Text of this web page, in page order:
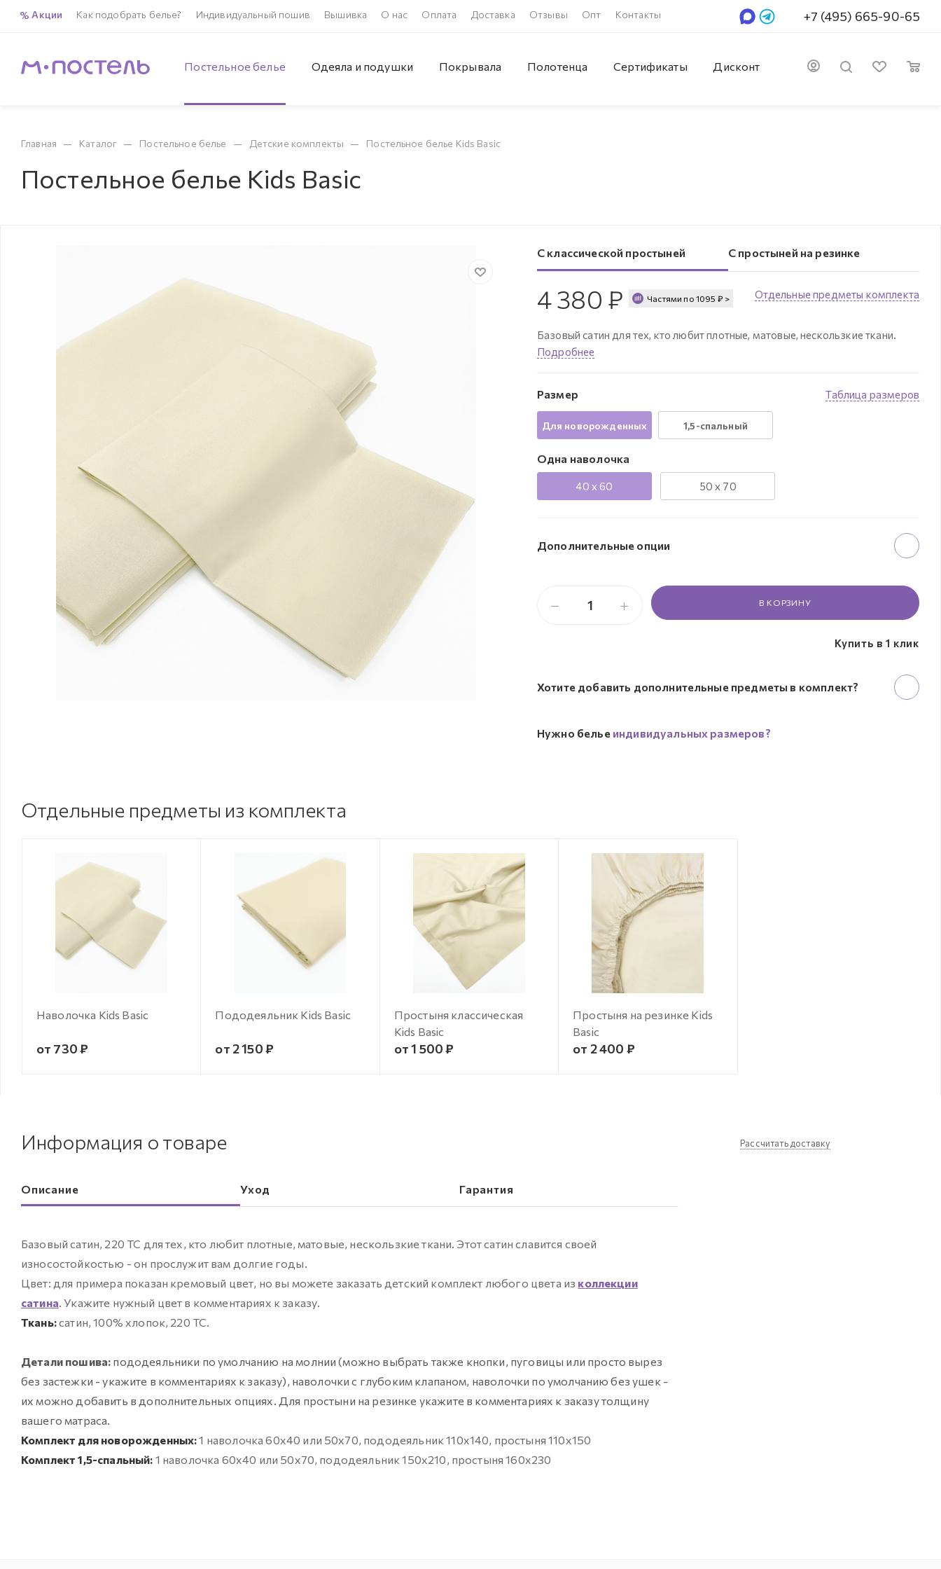
Акции Как подобрать белье? Индивидуальный пошив Вышивка О нас Оплата Доставка Отзывы Опт Контакты +7 (495) 665-90-65
Постельное белье Одеяла и подушки Покрывала Полотенца Сертификаты Дисконт
Главная — Каталог — Постельное белье — Детские комплекты — Постельное белье Kids Basic
Постельное белье Kids Basic
С классической простыней С простыней на резинке
4 380 ₽ Частями по 1095 ₽ > Отдельные предметы комплекта
Базовый сатин для тех, кто любит плотные, матовые, нескользкие ткани.
Подробнее
Таблица размеров
Размер
Для новорожденных 1,5-спальный
Одна наволочка
40 x 60 50 x 70
Дополнительные опции
В КОРЗИНУ
Купить в 1 клик
Хотите добавить дополнительные предметы в комплект?
Нужно белье индивидуальных размеров?
Отдельные предметы из комплекта
Наволочка Kids Basic
от 730 ₽
Пододеяльник Kids Basic
от 2 150 ₽
Простыня классическая
Kids Basic
от 1 500 ₽
Простыня на резинке Kids
Basic
от 2 400 ₽
Информация о товаре
Описание Уход Гарантия
Базовый сатин, 220 ТС для тех, кто любит плотные, матовые, нескользкие ткани. Этот сатин славится своей
износостойкостью - он прослужит вам долгие годы.
Цвет: для примера показан кремовый цвет, но вы можете заказать детский комплект любого цвета из коллекции
сатина. Укажите нужный цвет в комментариях к заказу.
Ткань:сатин, 100% хлопок, 220 ТС.
Детали пошива: пододеяльники по умолчанию на молнии (можно выбрать также кнопки, пуговицы или просто вырез
без застежки - укажите в комментариях к заказу), наволочки с глубоким клапаном, наволочки по умолчанию без ушек -
их можно добавить в дополнительных опциях. Для простыни на резинке укажите в комментариях к заказу толщину
вашего матраса.
Комплект для новорожденных:1 наволочка 60х40 или 50х70, пододеяльник 110х140, простыня 110х150
Комплект 1,5-спальный: 1 наволочка 60х40 или 50х70, пододеяльник 150х210, простыня 160х230
Рассчитать доставку